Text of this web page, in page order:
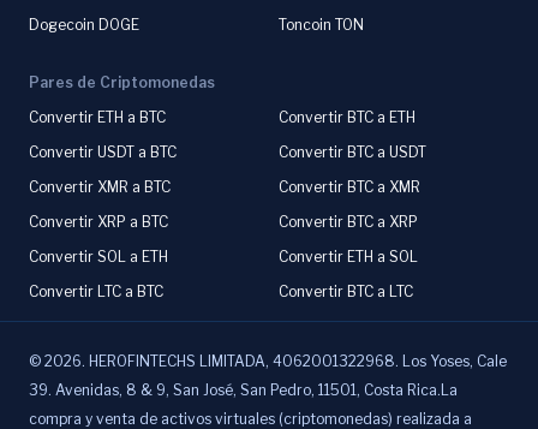
Dogecoin DOGE
Toncoin TON
Pares de Criptomonedas
Convertir ETH a BTC
Convertir BTC a ETH
Convertir USDT a BTC
Convertir BTC a USDT
Convertir XMR a BTC
Convertir BTC a XMR
Convertir XRP a BTC
Convertir BTC a XRP
Convertir SOL a ETH
Convertir ETH a SOL
Convertir LTC a BTC
Convertir BTC a LTC
© 2026. HEROFINTECHS LIMITADA, 4062001322968. Los Yoses, Cale
39. Avenidas, 8 & 9, San José, San Pedro, 11501, Costa Rica.La
compra y venta de activos virtuales (criptomonedas) realizada a